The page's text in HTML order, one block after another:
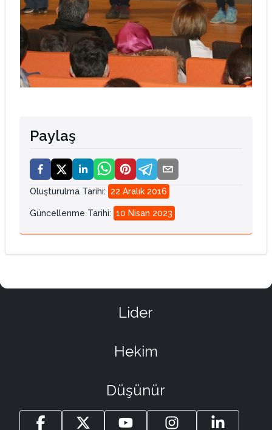
Paylaş
Oluşturulma Tarihi: 22 Aralık 2016
Güncellenme Tarihi: 10 Nisan 2023
Lider
Hekim
Düşünür